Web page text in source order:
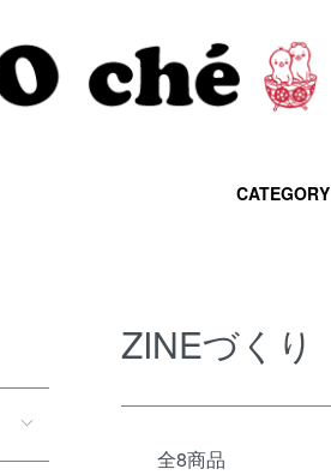
CATEGORY
ZINEづくり
全8商品